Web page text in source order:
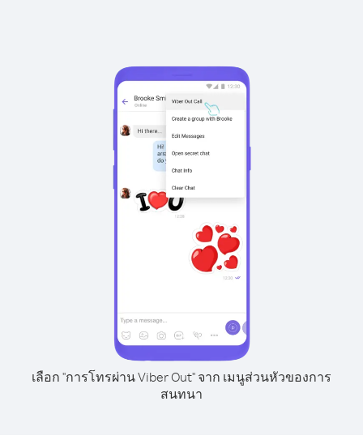
เลือก "การโทรผ่าน Viber Out" จาก เมนูส่วนหัวของการ
สนทนา